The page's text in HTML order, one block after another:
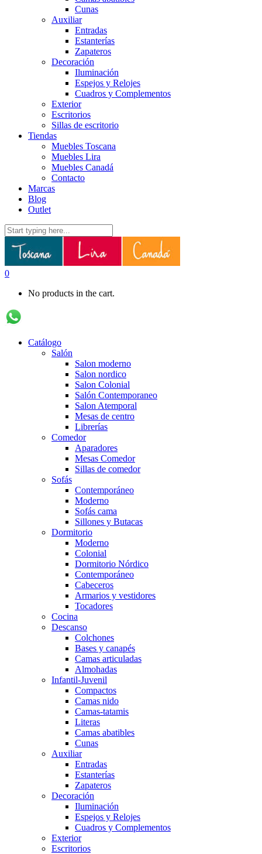
Cunas
Auxiliar
Entradas
Estanterías
Zapateros
Decoración
Iluminación
Espejos y Relojes
Cuadros y Complementos
Exterior
Escritorios
Sillas de escritorio
Tiendas
Muebles Toscana
Muebles Lira
Muebles Canadá
Contacto
Marcas
Blog
Outlet
0
No products in the cart.
Catálogo
Salón
Salon moderno
Salon nordico
Salon Colonial
Salón Contemporaneo
Salon Atemporal
Mesas de centro
Librerías
Comedor
Aparadores
Mesas Comedor
Sillas de comedor
Sofás
Contemporáneo
Moderno
Sofás cama
Sillones y Butacas
Dormitorio
Moderno
Colonial
Dormitorio Nórdico
Contemporáneo
Cabeceros
Armarios y vestidores
Tocadores
Cocina
Descanso
Colchones
Bases y canapés
Camas articuladas
Almohadas
Infantil-Juvenil
Compactos
Camas nido
Camas-tatamis
Literas
Camas abatibles
Cunas
Auxiliar
Entradas
Estanterías
Zapateros
Decoración
Iluminación
Espejos y Relojes
Cuadros y Complementos
Exterior
Escritorios